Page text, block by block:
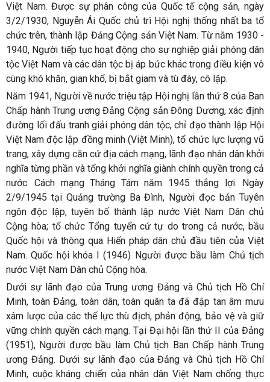
Việt Nam. Được sự phân công của Quốc tế cộng sản, ngày
3/2/1930, Nguyễn Ái Quốc chủ trì Hội nghị thống nhất ba tổ
chức trên, thành lập Đảng Cộng sản Việt Nam. Từ năm 1930 -
1940, Người tiếp tục hoạt động cho sự nghiệp giải phóng dân
tộc Việt Nam và các dân tộc bị áp bức khác trong điều kiện vô
cùng khó khăn, gian khổ, bị bắt giam và tù đày, cô lập.
Năm 1941, Người về nước triệu tập Hội nghị lần thứ 8 của Ban
Chấp hành Trung ương Đảng Cộng sản Đông Dương, xác định
đường lối đấu tranh giải phóng dân tộc, chỉ đạo thành lập Hội
Việt Nam độc lập đồng minh (Việt Minh), tổ chức lực lượng vũ
trang, xây dựng căn cứ địa cách mạng, lãnh đạo nhân dân khởi
nghĩa từng phần và tổng khởi nghĩa giành chính quyền trong cả
nước. Cách mạng Tháng Tám năm 1945 thắng lợi. Ngày
2/9/1945 tại Quảng trường Ba Đình, Người đọc bản Tuyên
ngôn độc lập, tuyên bố thành lập nước Việt Nam Dân chủ
Cộng hòa; tổ chức Tổng tuyển cử tự do trong cả nước, bầu
Quốc hội và thông qua Hiến pháp dân chủ đầu tiên của Việt
Nam. Quốc hội khóa I (1946) Người được bầu làm Chủ tịch
nước Việt Nam Dân chủ Cộng hòa.
Dưới sự lãnh đạo của Trung ương Đảng và Chủ tịch Hồ Chí
Minh, toàn Đảng, toàn dân, toàn quân ta đã đập tan âm mưu
xâm lược của các thế lực thù địch, phản động, bảo vệ và giữ
vững chính quyền cách mạng. Tại Đại hội lần thứ II của Đảng
(1951), Người được bầu làm Chủ tịch Ban Chấp hành Trung
ương Đảng. Dưới sự lãnh đạo của Đảng và Chủ tịch Hồ Chí
Minh, cuộc kháng chiến của nhân dân Việt Nam chống thực